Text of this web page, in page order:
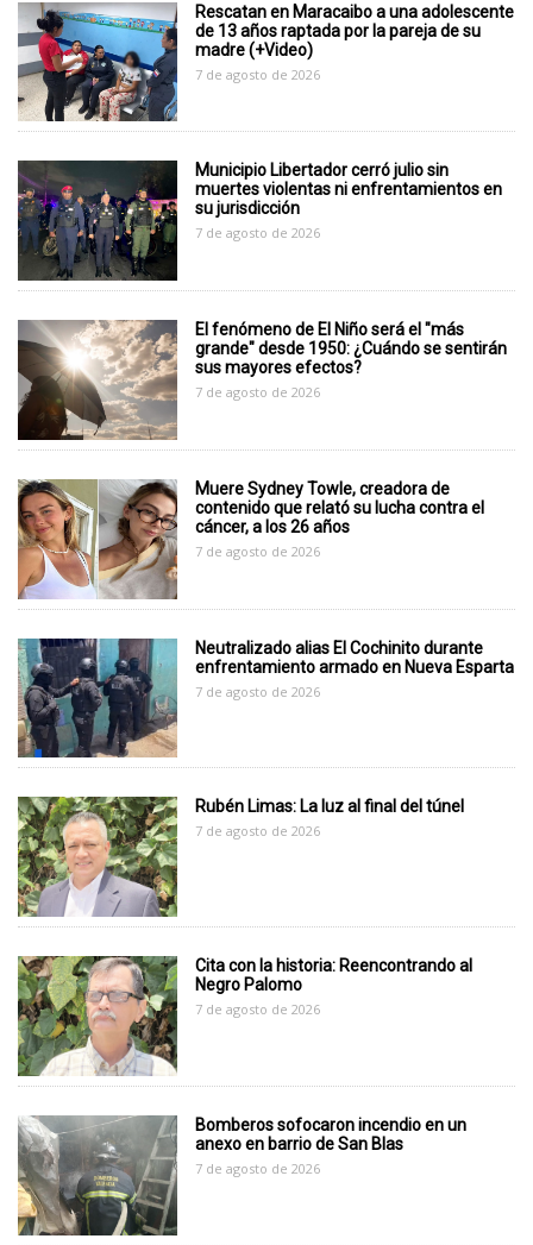
Rescatan en Maracaibo a una adolescente
de 13 años raptada por la pareja de su
madre (+Video)
7 de agosto de 2026
Municipio Libertador cerró julio sin
muertes violentas ni enfrentamientos en
su jurisdicción
7 de agosto de 2026
El fenómeno de El Niño será el "más
grande" desde 1950: ¿Cuándo se sentirán
sus mayores efectos?
7 de agosto de 2026
Muere Sydney Towle, creadora de
contenido que relató su lucha contra el
cáncer, a los 26 años
7 de agosto de 2026
Neutralizado alias El Cochinito durante
enfrentamiento armado en Nueva Esparta
7 de agosto de 2026
Rubén Limas: La luz al final del túnel
7 de agosto de 2026
Cita con la historia: Reencontrando al
Negro Palomo
7 de agosto de 2026
Bomberos sofocaron incendio en un
anexo en barrio de San Blas
7 de agosto de 2026